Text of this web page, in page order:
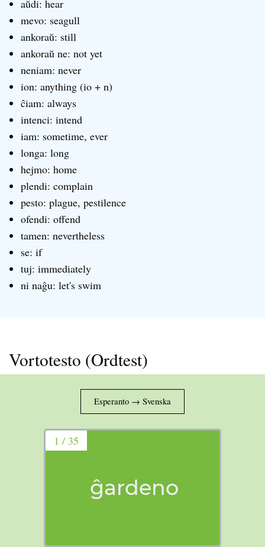
aŭdi: hear
mevo: seagull
ankoraŭ: still
ankoraŭ ne: not yet
neniam: never
ion: anything (io + n)
ĉiam: always
intenci: intend
iam: sometime, ever
longa: long
hejmo: home
plendi: complain
pesto: plague, pestilence
ofendi: offend
tamen: nevertheless
se: if
tuj: immediately
ni naĝu: let's swim
Vortotesto (Ordtest)
ĝardeno
1 / 35